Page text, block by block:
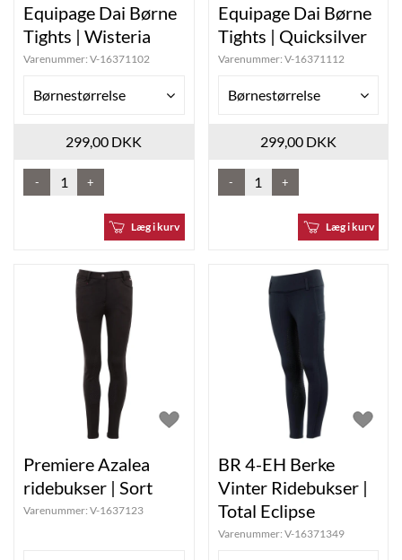
Equipage Dai Børne
Tights | Wisteria
Varenummer: V-16371102
Børnestørrelse
299,00 DKK
- +
Læg i kurv
Equipage Dai Børne
Tights | Quicksilver
Varenummer: V-16371112
Børnestørrelse
299,00 DKK
- +
Læg i kurv
Premiere Azalea
ridebukser | Sort
Varenummer: V-1637123
BR 4-EH Berke
Vinter Ridebukser |
Total Eclipse
Varenummer: V-16371349